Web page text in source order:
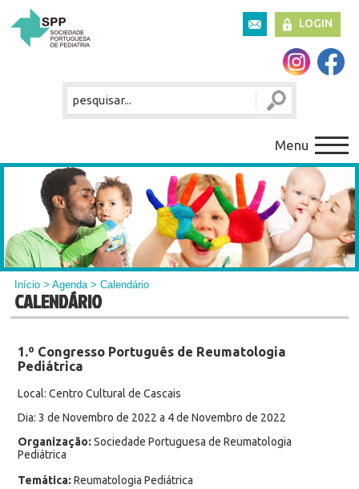
LOGIN
Menu
Início >Agenda> Calendário
CALENDÁRIO
1.º Congresso Português de Reumatologia
Pediátrica
Local: Centro Cultural de Cascais
Dia: 3 de Novembro de 2022 a 4 de Novembro de 2022
Organização: Sociedade Portuguesa de Reumatologia
Pediátrica
Temática: Reumatologia Pediátrica